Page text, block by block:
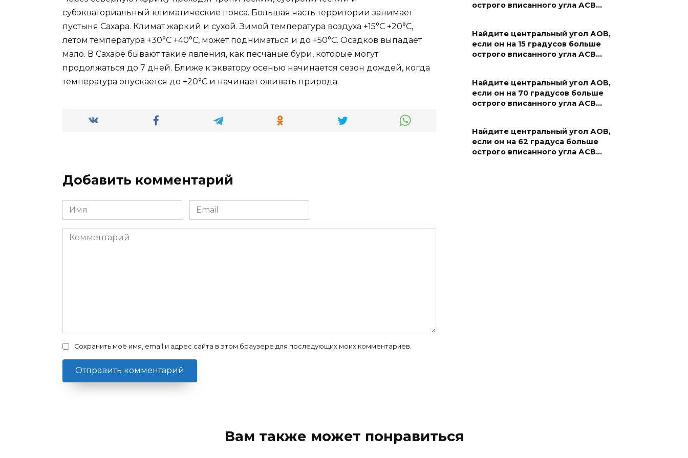
субэкваториальный климатические пояса. Большая часть территории занимает
пустыня Сахара. Климат жаркий и сухой. Зимой температура воздуха +15°С +20°С,
летом температура +30°С +40°С, может подниматься и до +50°С. Осадков выпадает
мало. В Сахаре бывают такие явления, как песчаные бури, которые могут
продолжаться до 7 дней. Ближе к экватору осенью начинается сезон дождей, когда
температура опускается до +20°С и начинает оживать природа.
Добавить комментарий
Имя
*
Email
*
Комментарий
Сохранить моё имя, email и адрес сайта в этом браузере для последующих моих комментариев.
острого вписанного угла АСВ…
Найдите центральный угол АОВ,
если он на 15 градусов больше
острого вписанного угла АСВ…
Найдите центральный угол АОВ,
если он на 70 градусов больше
острого вписанного угла АСВ…
Найдите центральный угол АОВ,
если он на 62 градуса больше
острого вписанного угла АСВ…
Вам также может понравиться